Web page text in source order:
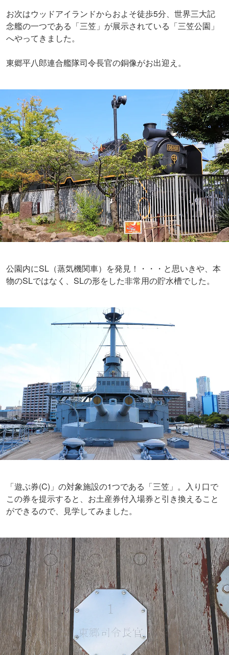
お次はウッドアイランドからおよそ徒歩5分、世界三大記
念艦の一つである「三笠」が展示されている「三笠公園」
へやってきました。
東郷平八郎連合艦隊司令長官の銅像がお出迎え。
公園内にSL（蒸気機関車）を発見！・・・と思いきや、本
物のSLではなく、SLの形をした非常用の貯水槽でした。
「遊ぶ券(C)」の対象施設の1つである「三笠」。入り口で
この券を提示すると、お土産券付入場券と引き換えること
ができるので、見学してみました。